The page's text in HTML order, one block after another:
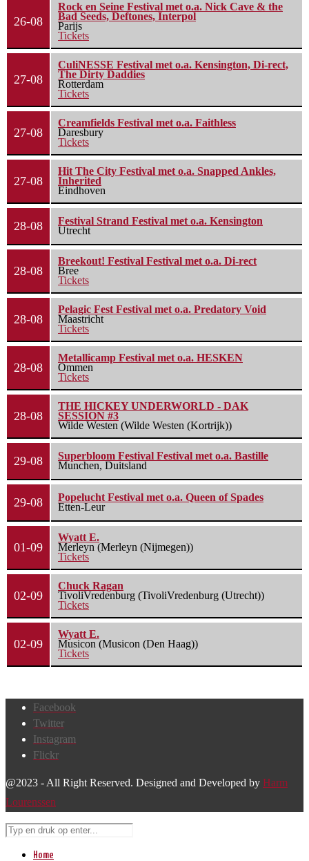
26-08
Rock en Seine Festival met o.a. Nick Cave & the
Bad Seeds, Deftones, Interpol
Parijs
Tickets
27-08
CuliNESSE Festival met o.a. Kensington, Di-rect,
The Dirty Daddies
Rotterdam
Tickets
27-08
Creamfields Festival met o.a. Faithless
Daresbury
Tickets
27-08
Hit The City Festival met o.a. Snapped Ankles,
Inherited
Eindhoven
28-08
Festival Strand Festival met o.a. Kensington
Utrecht
28-08
Breekout! Festival Festival met o.a. Di-rect
Bree
Tickets
28-08
Pelagic Fest Festival met o.a. Predatory Void
Maastricht
Tickets
28-08
Metallicamp Festival met o.a. HESKEN
Ommen
Tickets
28-08
THE HICKEY UNDERWORLD - DAK
SESSION #3
Wilde Westen (Wilde Westen (Kortrijk))
29-08
Superbloom Festival Festival met o.a. Bastille
Munchen, Duitsland
29-08
Popelucht Festival met o.a. Queen of Spades
Etten-Leur
01-09
Wyatt E.
Merleyn (Merleyn (Nijmegen))
Tickets
02-09
Chuck Ragan
TivoliVredenburg (TivoliVredenburg (Utrecht))
Tickets
02-09
Wyatt E.
Musicon (Musicon (Den Haag))
Tickets
Facebook
Twitter
Instagram
Flickr
@2023 - All Right Reserved. Designed and Developed by Harm
Lourenssen
Home